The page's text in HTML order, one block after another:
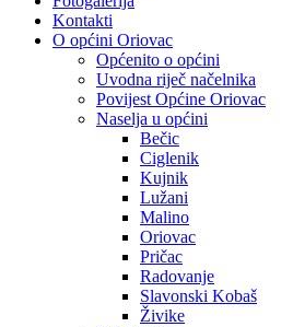
Kontakti
O općini Oriovac
Općenito o općini
Uvodna riječ načelnika
Povijest Općine Oriovac
Naselja u općini
Bečic
Ciglenik
Kujnik
Lužani
Malino
Oriovac
Pričac
Radovanje
Slavonski Kobaš
Živike